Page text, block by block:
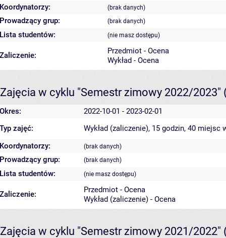
Koordynatorzy:
(brak danych)
Prowadzący grup: (brak danych)
Lista studentów: (nie masz dostępu)
Zaliczenie:
Przedmiot - Ocena
Wykład - Ocena
Zajęcia w cyklu "Semestr zimowy 2022/2023"
Okres:
2022-10-01 - 2023-02-01
Typ zajęć:
Wykład (zaliczenie), 15 godzin, 40 miejsc
Koordynatorzy:
(brak danych)
Prowadzący grup: (brak danych)
Lista studentów: (nie masz dostępu)
Zaliczenie:
Przedmiot - Ocena
Wykład (zaliczenie) - Ocena
Zajęcia w cyklu "Semestr zimowy 2021/2022"